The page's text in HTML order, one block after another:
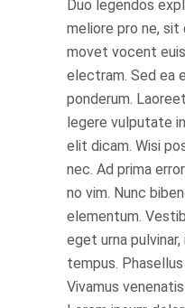
Duo legendos
meliore pro ne, sit
movet vocent
electram. Sed ea
ponderum.
legere vulputate
elit dicam. Wisi
nec. Ad prima
no vim. Nunc
elementum.
eget urna
tempus.
Vivamus